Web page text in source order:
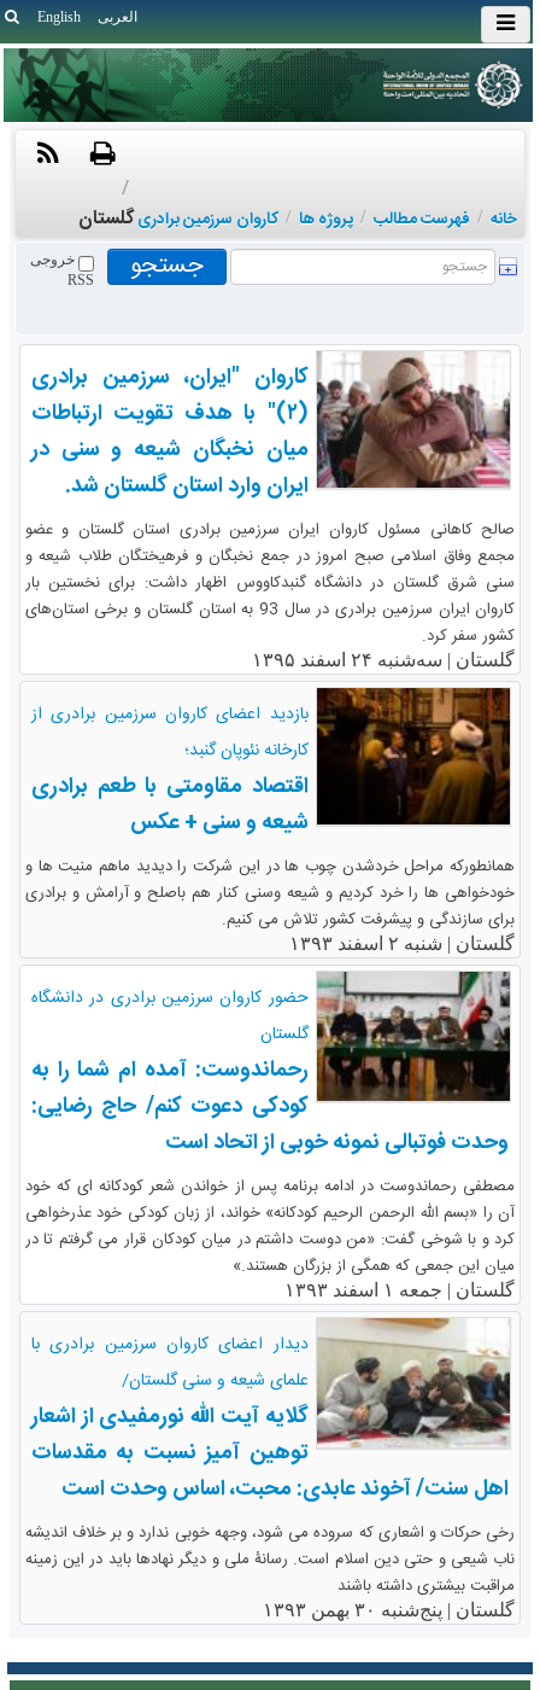
English العربی
خانه / فهرست مطالب / پروژه ها / کاروان سرزمین برادری
/
گلستان
خروجی
RSS
کاروان "ایران، سرزمین برادری
(۲)" با هدف تقویت ارتباطات
میان نخبگان شیعه و سنی در
ایران وارد استان گلستان شد.
صالح کاهانی مسئول کاروان ایران سرزمین برادری استان گلستان و عضو
مجمع وفاق اسلامی صبح امروز در جمع نخبگان و فرهیختگان طلاب شیعه و
سنی شرق گلستان در دانشگاه گنبدکاووس اظهار داشت: برای نخستین بار
کاروان ایران سرزمین برادری در سال 93 به استان گلستان و برخی استان‌های
کشور سفر کرد.
گلستان | سه‌شنبه ۲۴ اسفند ۱۳۹۵
بازدید اعضای کاروان سرزمین برادری از
کارخانه نئوپان گنبد؛
اقتصاد مقاومتی با طعم برادری
شیعه و سنی + عکس
همانطورکه مراحل خردشدن چوب ها در این شرکت را دیدید ماهم منیت ها و
خودخواهی ها را ​خرد کردیم و شیعه وسنی کنار هم باصلح و آرامش و برادری
برای سازندگی و پیشرفت کشور تلاش می کنیم.
گلستان | شنبه ۲ اسفند ۱۳۹۳
حضور کاروان سرزمین برادری در دانشگاه
گلستان
رحماندوست: آمده ام شما را به
کودکی دعوت کنم/ حاج رضایی:
وحدت فوتبالی نمونه خوبی از اتحاد است
مصطفی رحماندوست در ادامه برنامه پس از خواندن شعر کودکانه ای که خود
آن را «بسم الله الرحمن الرحیم کودکانه» خواند، از زبان کودکی خود عذرخواهی
کرد و با شوخی گفت: «من دوست داشتم در میان کودکان قرار می گرفتم تا در
میان این جمعی که همگی از بزرگان هستند.»
گلستان | جمعه ۱ اسفند ۱۳۹۳
دیدار اعضای کاروان سرزمین برادری با
علمای شیعه و سنی گلستان/
گلایه آیت الله نورمفیدی از اشعار
توهین آمیز نسبت به مقدسات
اهل سنت/ آخوند عابدی: محبت، اساس وحدت است
رخی حرکات و اشعاری که سروده می شود، وجهه خوبی ندارد و بر خلاف اندیشه
ناب شیعی و حتی دین اسلام است. رسانۀ ملی و دیگر نهادها باید در این زمینه
مراقبت بیشتری داشته باشند
گلستان | پنج‌شنبه ۳۰ بهمن ۱۳۹۳